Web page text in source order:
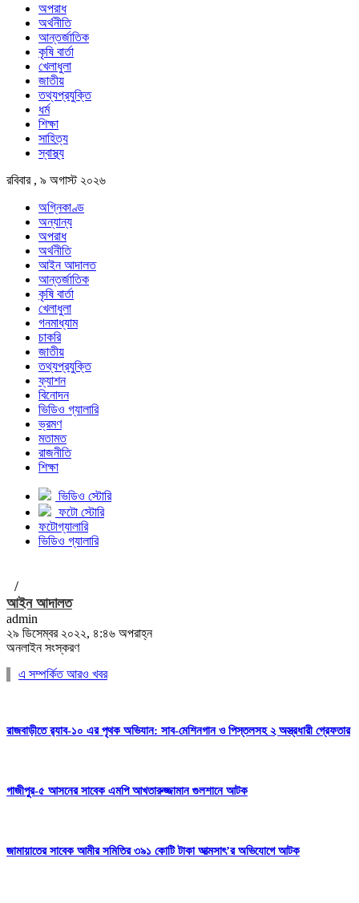
অপরাধ
অর্থনীতি
আন্তর্জাতিক
কৃষি বার্তা
খেলাধুলা
জাতীয়
তথ্যপ্রযুক্তি
ধর্ম
শিক্ষা
সাহিত্য
স্বাস্থ্য
রবিবার , ৯ অগাস্ট ২০২৬
অগ্নিকাণ্ড
অন্যান্য
অপরাধ
অর্থনীতি
আইন আদালত
আন্তর্জাতিক
কৃষি বার্তা
খেলাধুলা
গনমাধ্যাম
চাকরি
জাতীয়
তথ্যপ্রযুক্তি
ফ্যাশন
বিনোদন
ভিডিও গ্যালারি
ভ্রমণ
মতামত
রাজনীতি
শিক্ষা
ভিডিও স্টোরি
ফটো স্টোরি
ফটোগ্যালারি
ভিডিও গ্যালারি
/
আইন আদালত
admin
২৯ ডিসেম্বর ২০২২, ৪:৪৬ অপরাহ্ন
অনলাইন সংস্করণ
এ সম্পর্কিত আরও খবর
রাজবাড়ীতে র‍্যাব-১০ এর পৃথক অভিযান: সাব-মেশিনগান ও পিস্তলসহ ২ অস্ত্রধারী গ্রেফতার
গাজীপুর-৫ আসনের সাবেক এমপি আখতারুজ্জামান গুলশানে আটক
জামায়াতের সাবেক আমীর সমিতির ৩৯১ কোটি টাকা আত্মসাৎ’র অভিযোগে আটক